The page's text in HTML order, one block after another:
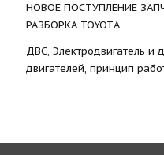
НОВОЕ ПОСТУПЛЕНИЕ
РАЗБОРКА TOYOTА
ДВС, Электродвигатель и
двигателей, принцип